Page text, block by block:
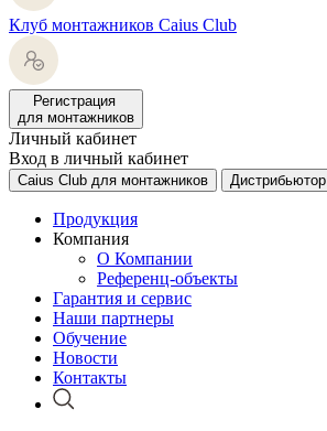
Клуб монтажников Caius Club
Регистрация
для монтажников
Личный кабинет
Вход в личный кабинет
Caius Club для монтажников Дистрибьютор
Продукция
Компания
О Компании
Референц-объекты
Гарантия и сервис
Наши партнеры
Обучение
Новости
Контакты